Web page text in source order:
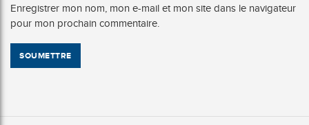
Enregistrer mon nom, mon e-mail et mon site dans le navigateur
pour mon prochain commentaire.